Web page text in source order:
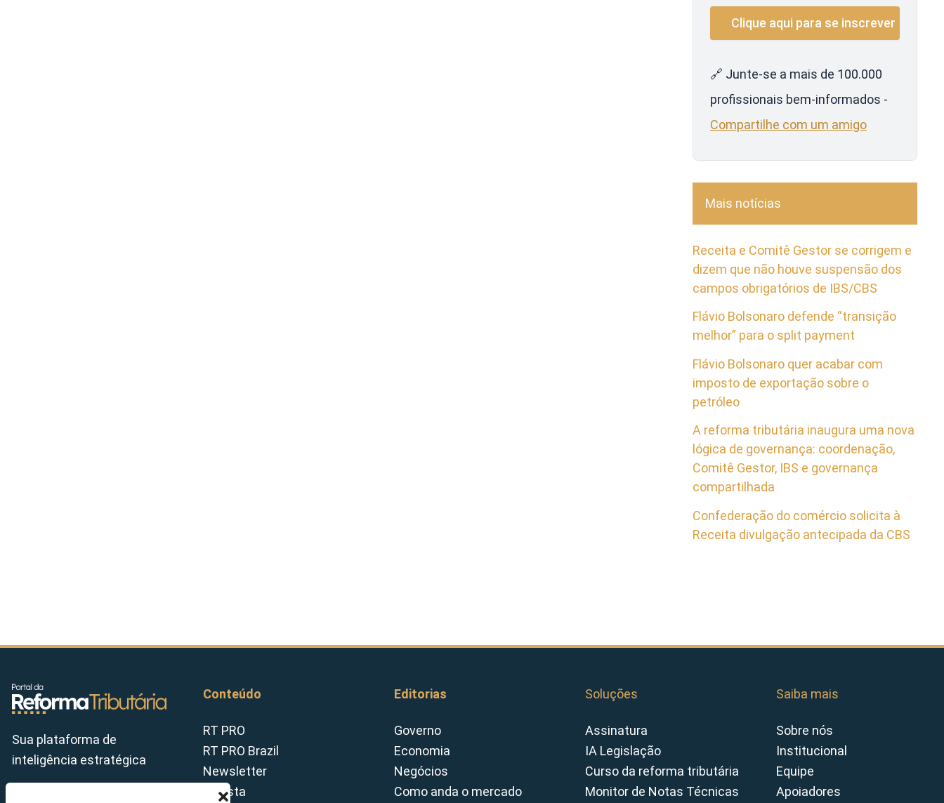
🔗 Junte-se a mais de 100.000
profissionais bem-informados -
Compartilhe com um amigo
Mais notícias
Receita e Comitê Gestor se corrigem e
dizem que não houve suspensão dos
campos obrigatórios de IBS/CBS
Flávio Bolsonaro defende “transição
melhor” para o split payment
Flávio Bolsonaro quer acabar com
imposto de exportação sobre o
petróleo
A reforma tributária inaugura uma nova
lógica de governança: coordenação,
Comitê Gestor, IBS e governança
compartilhada
Confederação do comércio solicita à
Receita divulgação antecipada da CBS
Sua plataforma de
inteligência estratégica
Conteúdo
RT PRO
RT PRO Brazil
Newsletter
Revista
Editorias
Governo
Economia
Negócios
Como anda o mercado
Soluções
Assinatura
IA Legislação
Curso da reforma tributária
Monitor de Notas Técnicas
Saiba mais
Sobre nós
Institucional
Equipe
Apoiadores